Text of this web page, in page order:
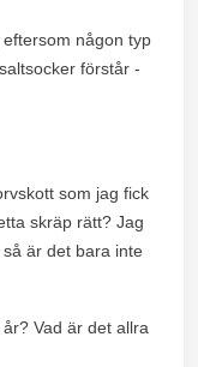
någon typ
förstår -
som jag fick
skräp rätt? Jag
är det bara inte
Vad är det allra